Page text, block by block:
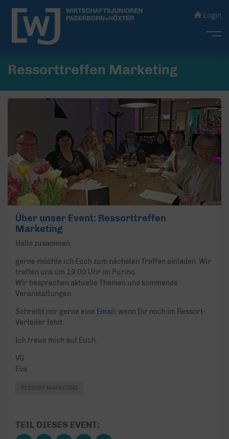
Login
Ressorttreffen Marketing
Über unser Event: Ressorttreffen
Marketing
Hallo zusammen,
gerne möchte ich Euch zum nächsten Treffen einladen. Wir
treffen uns um 19:00 Uhr im Purino.
Wir besprechen aktuelle Themen und kommende
Veranstaltungen.
Schreibt mir gerne eine Email , wenn Ihr noch im Ressort-
Verteiler fehlt.
Ich freue mich auf Euch.
VG
Eva
RESSORT MARKETING
TEIL DIESES EVENT: